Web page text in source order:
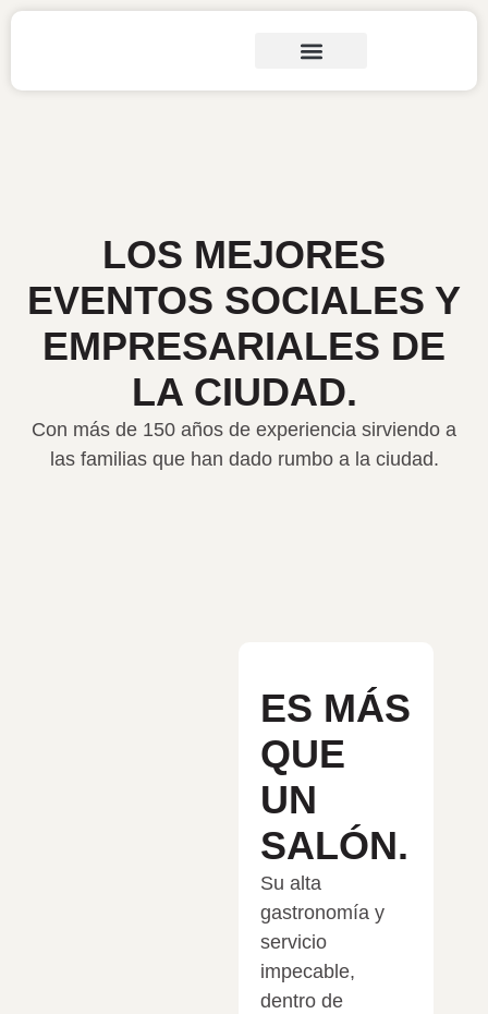
LOS MEJORES
EVENTOS SOCIALES Y
EMPRESARIALES DE
LA CIUDAD.
Con más de 150 años de experiencia sirviendo a
las familias que han dado rumbo a la ciudad.
ES MÁS
QUE
UN
SALÓN.
Su alta
gastronomía y
servicio
impecable,
dentro de